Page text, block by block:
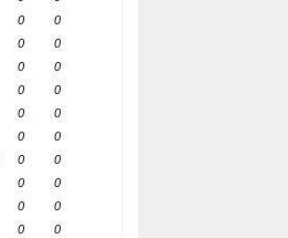
0
0
0
0
0
0
0
0
0
0
0
0
0
0
0
0
0
0
0
0